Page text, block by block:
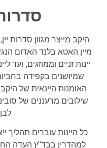
היקב מייצר מגוון סדרות
מיין האטא בלנד האדום
יינות זניים וממוזגים,
שמיושנים בקפידה
האומנות היינאית של
שילובים מרעננים של
כל היינות עוברים
למהדרין בבד"ץ העדה